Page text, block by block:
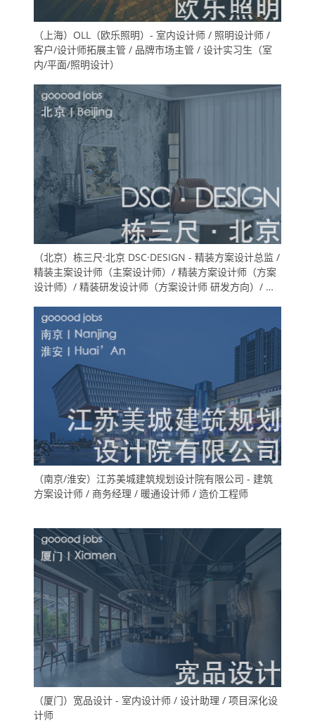
（上海）OLL（欧乐照明）- 室内设计师 / 照明设计师 /
客户/设计师拓展主管 / 品牌市场主管 / 设计实习生（室
内/平面/照明设计）
（北京）栋三尺·北京 DSC·DESIGN - 精装方案设计总监 /
精装主案设计师（主案设计师）/ 精装方案设计师（方案
设计师）/ 精装研发设计师（方案设计师 研发方向）/ 精
（施工图深化设计师）/ 软装方案设计师 / 物料专员（地
产工装设计方向）
（南京/淮安）江苏美城建筑规划设计院有限公司 - 建筑
方案设计师 / 商务经理 / 暖通设计师 / 造价工程师
（厦门）宽品设计 - 室内设计师 / 设计助理 / 项目深化设
计师